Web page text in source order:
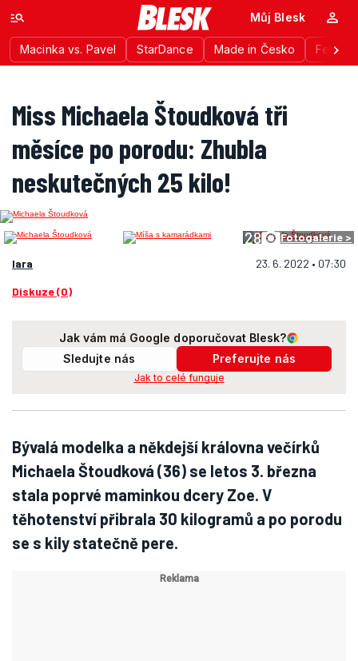
Macinka vs. Pavel StarDance Made in Česko
Můj Blesk
Miss Michaela Štoudková tři
měsíce po porodu: Zhubla
neskutečných 25 kilo!
28
Fotogalerie >
lara
23. 6. 2022 • 07:30
Diskuze (0)
Jak vám má Google doporučovat Blesk?
Sledujte nás
Preferujte nás
Jak to celé funguje
Bývalá modelka a někdejší královna večírků
Michaela Štoudková (36) se letos 3. března
stala poprvé maminkou dcery Zoe. V
těhotenství přibrala 30 kilogramů a po porodu
se s kily statečně pere.